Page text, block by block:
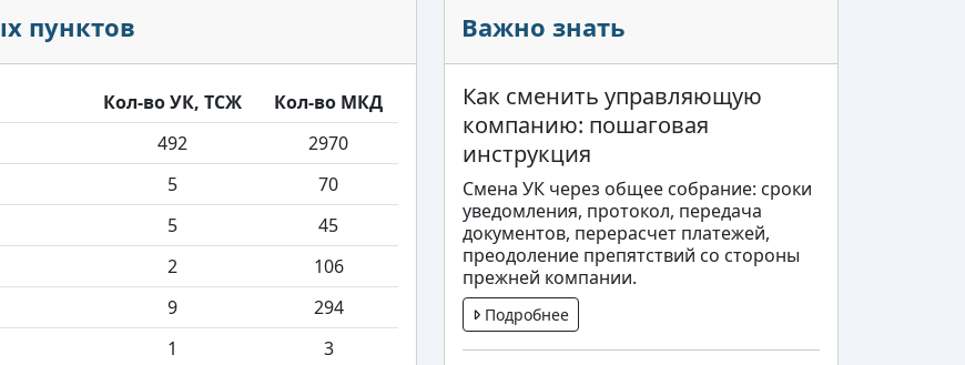
пунктов
Кол-во УК, ТСЖ
Кол-во МКД
492
2970
5
70
5
45
2
106
9
294
1
3
Важно знать
Как сменить управляющую
компанию: пошаговая
инструкция
Смена УК через общее собрание: сроки
уведомления, протокол, передача
документов, перерасчет платежей,
преодоление препятствий со стороны
прежней компании.
Подробнее